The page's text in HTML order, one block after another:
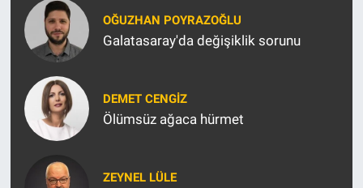
OĞUZHAN POYRAZOĞLU
Galatasaray'da değişiklik sorunu
DEMET CENGIZ
Ölümsüz ağaca hürmet
ZEYNEL LÜLE